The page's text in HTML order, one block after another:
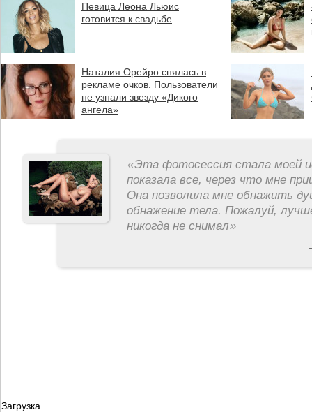
Певица Леона Льюис
готовится к свадьбе
Наталия Орейро снялась в
рекламе очков. Пользователи
не узнали звезду «Дикого
ангела»
«Эта фотосессия стала моей
показала все, через что мне
Она позволила мне обнажить
обнажение тела. Пожалуй,
никогда не снимал»
Загрузка...